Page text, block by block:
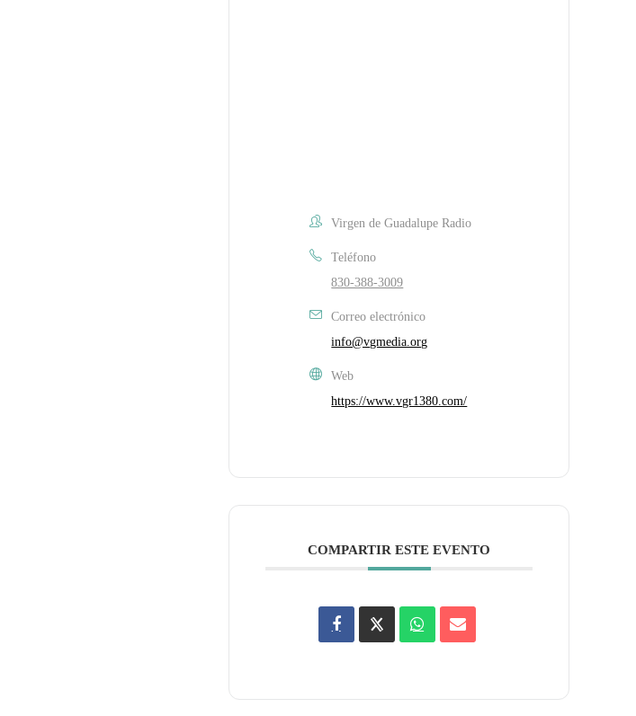
Virgen de Guadalupe Radio
Teléfono
830-388-3009
Correo electrónico
info@vgmedia.org
Web
https://www.vgr1380.com/
COMPARTIR ESTE EVENTO